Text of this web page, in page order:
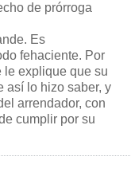
de prórroga
Es
fehaciente. Por
le explique que su
así lo hizo saber, y
arrendador, con
cumplir por su